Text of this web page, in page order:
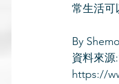
常生活可
By
資料來源
https://